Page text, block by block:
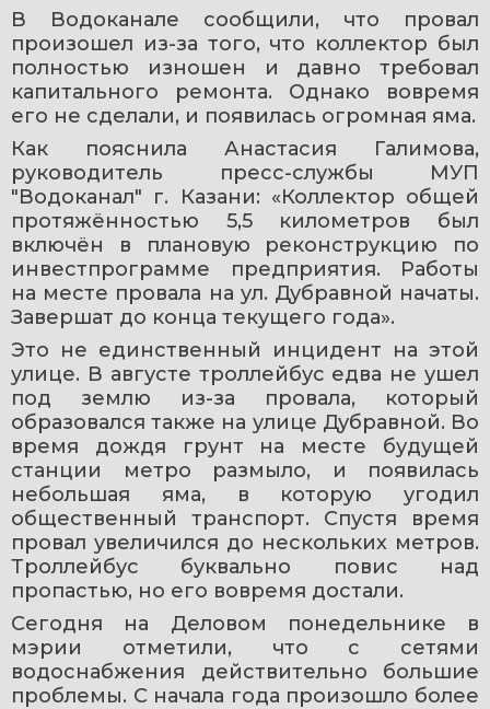
В Водоканале сообщили, что провал
произошел из-за того, что коллектор был
полностью изношен и давно требовал
капитального ремонта. Однако вовремя
его не сделали, и появилась огромная яма.
Как пояснила Анастасия Галимова,
руководитель пресс-службы МУП
"Водоканал" г. Казани: «Коллектор общей
протяжённостью 5,5 километров был
включён в плановую реконструкцию по
инвестпрограмме предприятия. Работы
на месте провала на ул. Дубравной начаты.
Завершат до конца текущего года».
Это не единственный инцидент на этой
улице. В августе троллейбус едва не ушел
под землю из-за провала, который
образовался также на улице Дубравной. Во
время дождя грунт на месте будущей
станции метро размыло, и появилась
небольшая яма, в которую угодил
общественный транспорт. Спустя время
провал увеличился до нескольких метров.
Троллейбус буквально повис над
пропастью, но его вовремя достали.
Сегодня на Деловом понедельнике в
мэрии отметили, что с сетями
водоснабжения действительно большие
проблемы. С начала года произошло более